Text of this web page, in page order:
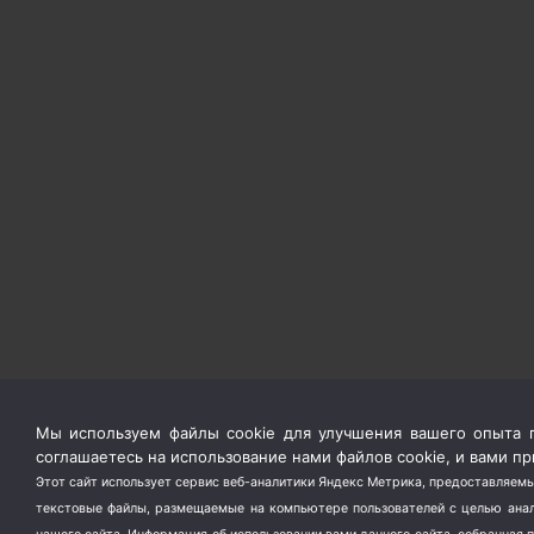
Мы используем файлы cookie для улучшения вашего опыта
соглашаетесь на использование нами файлов cookie, и вами
Этот сайт использует сервис веб-аналитики Яндекс Метрика,
текстовые файлы, размещаемые на компьютере пользователей с целью